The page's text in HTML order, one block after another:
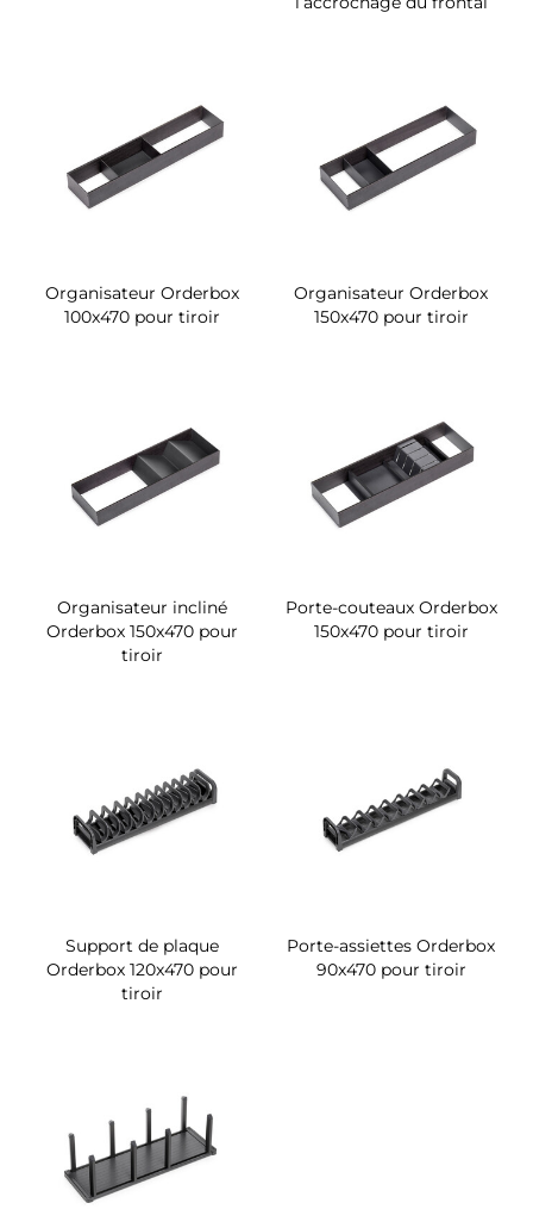
Organisateur Orderbox
100x470 pour tiroir
Organisateur Orderbox
150x470 pour tiroir
Organisateur incliné
Orderbox 150x470 pour
tiroir
Porte-couteaux Orderbox
150x470 pour tiroir
Support de plaque
Orderbox 120x470 pour
tiroir
Porte-assiettes Orderbox
90x470 pour tiroir